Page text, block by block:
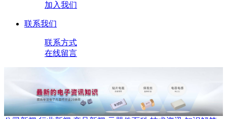
加入我们
联系我们
联系方式
在线留言